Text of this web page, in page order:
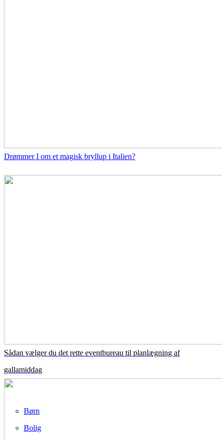
Drømmer I om et magisk bryllup i Italien?
Sådan vælger du det rette eventbureau til planlægning af
gallamiddag
Børn
Bolig